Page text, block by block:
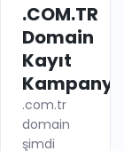
DOMAIN
.COM.TR
Domain
Kayıt
.com.tr
domain
şimdi